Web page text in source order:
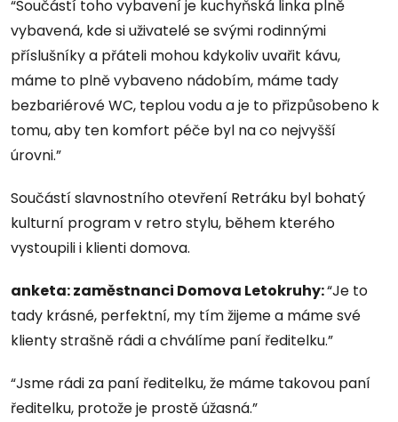
“Součástí toho vybavení je kuchyňská linka plně
vybavená, kde si uživatelé se svými rodinnými
příslušníky a přáteli mohou kdykoliv uvařit kávu,
máme to plně vybaveno nádobím, máme tady
bezbariérové WC, teplou vodu a je to přizpůsobeno k
tomu, aby ten komfort péče byl na co nejvyšší
úrovni.”
Součástí slavnostního otevření Retráku byl bohatý
kulturní program v retro stylu, během kterého
vystoupili i klienti domova.
anketa: zaměstnanci Domova Letokruhy:“Je to
tady krásné, perfektní, my tím žijeme a máme své
klienty strašně rádi a chválíme paní ředitelku.”
“Jsme rádi za paní ředitelku, že máme takovou paní
ředitelku, protože je prostě úžasná.”